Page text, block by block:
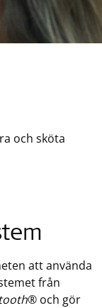
och sköta
att använda
från
® och gör